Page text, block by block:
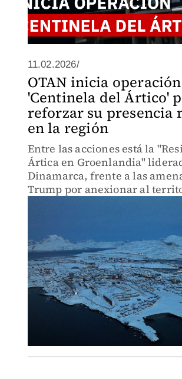
11.02.2026/
OTAN inicia operación
'Centinela del Ártico'
reforzar su
en la región
Entre las acciones está la
Ártica en Groenlandia"
Dinamarca, frente a las
Trump por anexionar al